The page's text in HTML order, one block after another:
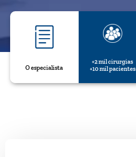
O especialista
+2 mil cirurgias
+10 mil pacientes